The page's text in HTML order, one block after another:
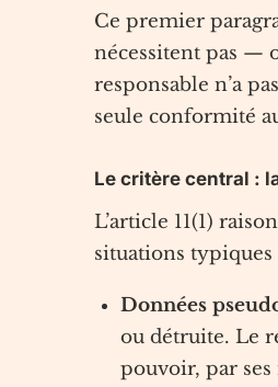
Ce premier
nécessitent pas —
responsable n’a
seule conformité
Le critère central :
L’article 11(1)
situations
Données
ou détruite. Le
pouvoir, par